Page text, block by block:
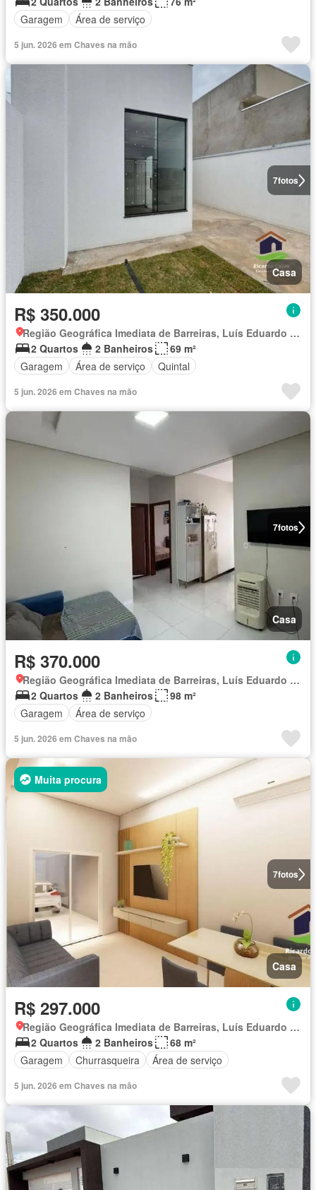
Garagem
Área de serviço
5 jun. 2026 em Chaves na mão
7fotos
Casa
R$ 350.000
Região Geográfica Imediata de Barreiras, Luís Eduardo Magalhães
2 Quartos
2 Banheiros
69 m²
Garagem
Área de serviço Quintal
5 jun. 2026 em Chaves na mão
7fotos
Casa
R$ 370.000
Região Geográfica Imediata de Barreiras, Luís Eduardo Magalhães
2 Quartos
2 Banheiros
98 m²
Garagem
Área de serviço
5 jun. 2026 em Chaves na mão
7fotos
Muita procura
Casa
R$ 297.000
Região Geográfica Imediata de Barreiras, Luís Eduardo Magalhães
2 Quartos
2 Banheiros
68 m²
Garagem
Churrasqueira Área de serviço
5 jun. 2026 em Chaves na mão